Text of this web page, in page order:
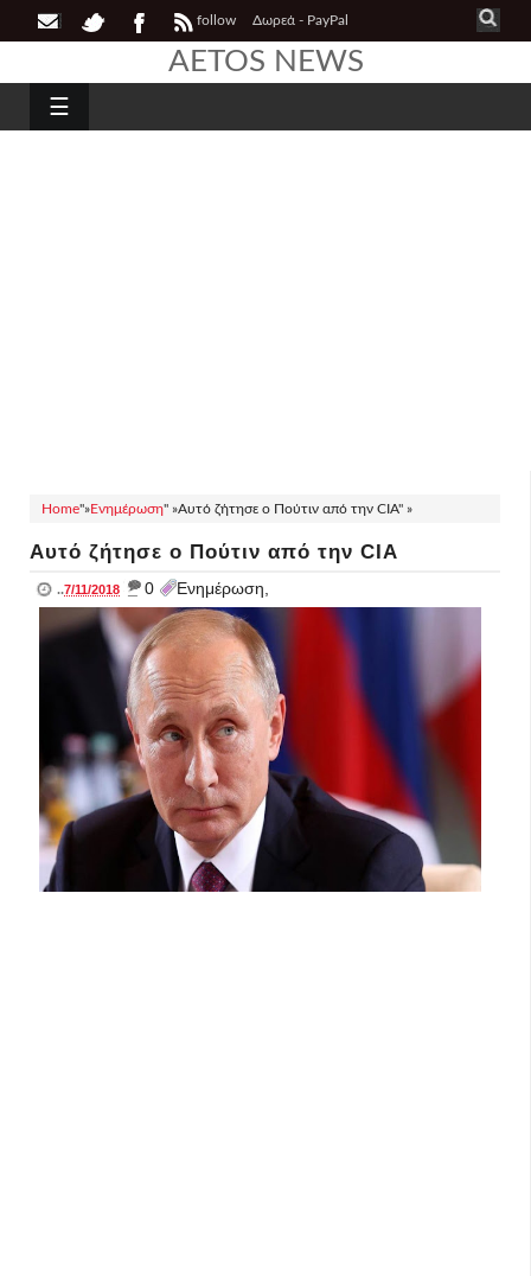
follow Δωρεά - PayPal
AETOS NEWS
☰
Home"»Ενημέρωση" »Αυτό ζήτησε ο Πούτιν από την CIA" »
Αυτό ζήτησε ο Πούτιν από την CIA
..7/11/2018 _ 0 Ενημέρωση,